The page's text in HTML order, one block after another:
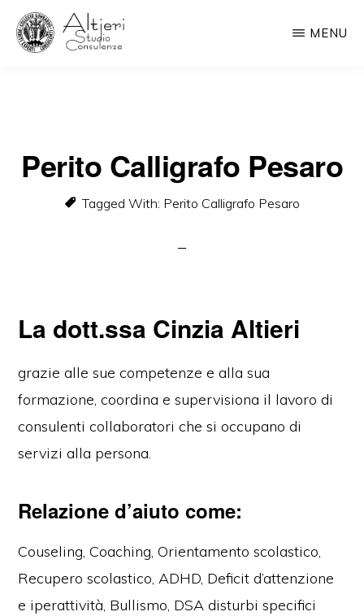
Skip
MENU
Perito Calligrafo Pesaro
Tagged With: Perito Calligrafo Pesaro
La dott.ssa Cinzia Altieri
grazie alle sue competenze e alla sua
formazione, coordina e supervisiona il lavoro di
consulenti collaboratori che si occupano di
servizi alla persona.
Relazione d’aiuto come:
Couseling, Coaching, Orientamento scolastico,
Recupero scolastico, ADHD, Deficit d’attenzione
e iperattività, Bullismo, DSA disturbi specifici